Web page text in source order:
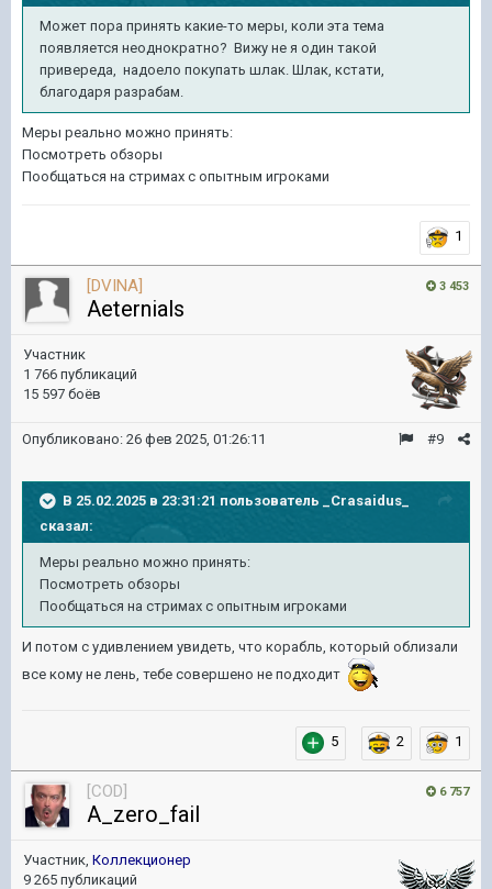
Может пора принять какие-то меры, коли эта тема
появляется неоднократно? Вижу не я один такой
привереда, надоело покупать шлак. Шлак, кстати,
благодаря разрабам.
Меры реально можно принять:
Посмотреть обзоры
Пообщаться на стримах с опытным игроками
1
3 453
[DVINA]
Aeternials
Участник
1 766 публикаций
15 597 боёв
#9
Опубликовано: 26 фев 2025, 01:26:11
В 25.02.2025 в 23:31:21 пользователь
_Crasaidus_
сказал:
Меры реально можно принять:
Посмотреть обзоры
Пообщаться на стримах с опытным игроками
И потом с удивлением увидеть, что корабль, который облизали
все кому не лень, тебе совершено не подходит
5 2 1
6 757
[COD]
A_zero_fail
Участник, Коллекционер
9 265 публикаций